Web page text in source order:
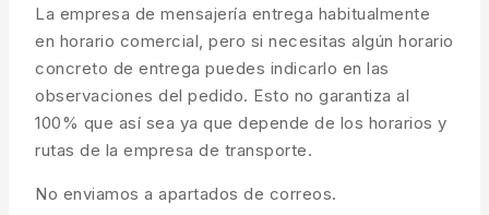
La empresa de mensajería entrega habitualmente
en horario comercial, pero si necesitas algún horario
concreto de entrega puedes indicarlo en las
observaciones del pedido. Esto no garantiza al
100% que así sea ya que depende de los horarios y
rutas de la empresa de transporte.
No enviamos a apartados de correos.